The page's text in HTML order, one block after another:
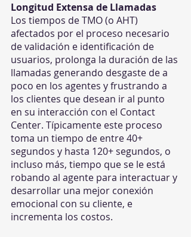
Longitud Extensa de Llamadas
Los tiempos de TMO (o AHT)
afectados por el proceso necesario
de validación e identificación de
usuarios, prolonga la duración de las
llamadas generando desgaste de a
poco en los agentes y frustrando a
los clientes que desean ir al punto
en su interacción con el Contact
Center. Típicamente este proceso
toma un tiempo de entre 40+
segundos y hasta 120+ segundos, o
incluso más, tiempo que se le está
robando al agente para interactuar y
desarrollar una mejor conexión
emocional con su cliente, e
incrementa los costos.